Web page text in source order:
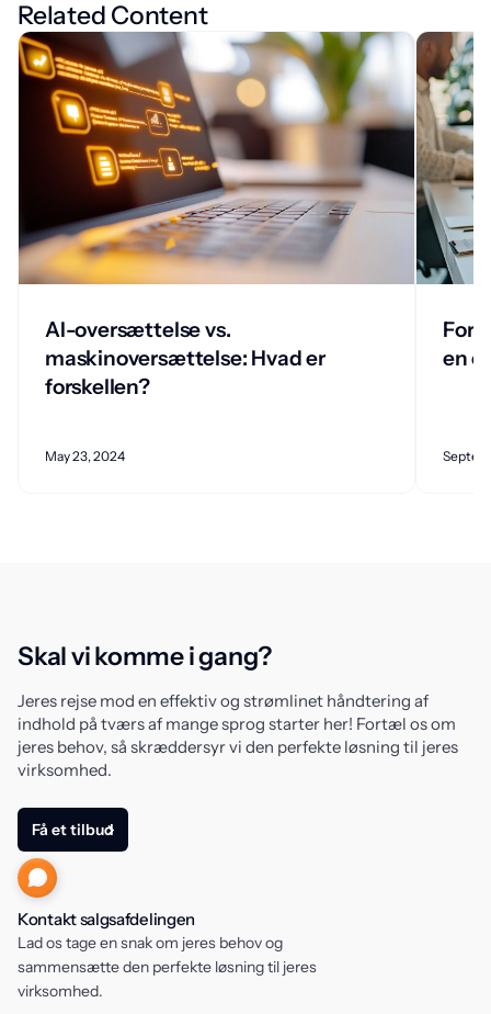
Related Content
AI-oversættelse vs.
maskinoversættelse: Hvad er
forskellen?
May 23, 2024
en
Skal vi komme i gang?
Jeres rejse mod en effektiv og strømlinet håndtering af
indhold på tværs af mange sprog starter her! Fortæl os om
jeres behov, så skræddersyr vi den perfekte løsning til jeres
virksomhed.
Få et tilbud
Kontakt salgsafdelingen
Lad os tage en snak om jeres behov og
sammensætte den perfekte løsning til jeres
virksomhed.